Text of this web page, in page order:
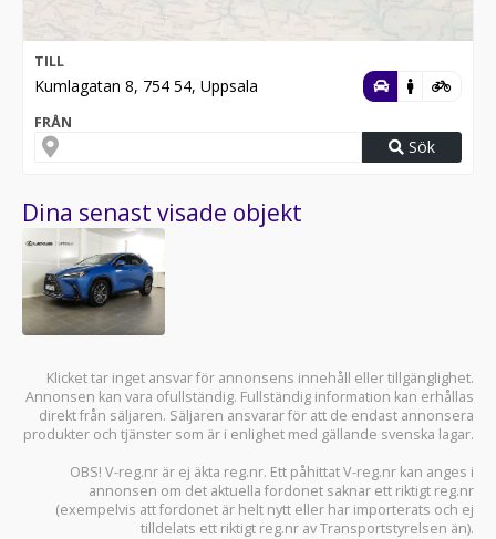
TILL
Kumlagatan 8, 754 54, Uppsala
FRÅN
Sök
Dina senast visade objekt
Klicket tar inget ansvar för annonsens innehåll eller tillgänglighet.
Annonsen kan vara ofullständig. Fullständig information kan erhållas
direkt från säljaren. Säljaren ansvarar för att de endast annonsera
produkter och tjänster som är i enlighet med gällande svenska lagar.
OBS! V-reg.nr är ej äkta reg.nr. Ett påhittat V-reg.nr kan anges i
annonsen om det aktuella fordonet saknar ett riktigt reg.nr
(exempelvis att fordonet är helt nytt eller har importerats och ej
tilldelats ett riktigt reg.nr av Transportstyrelsen än).